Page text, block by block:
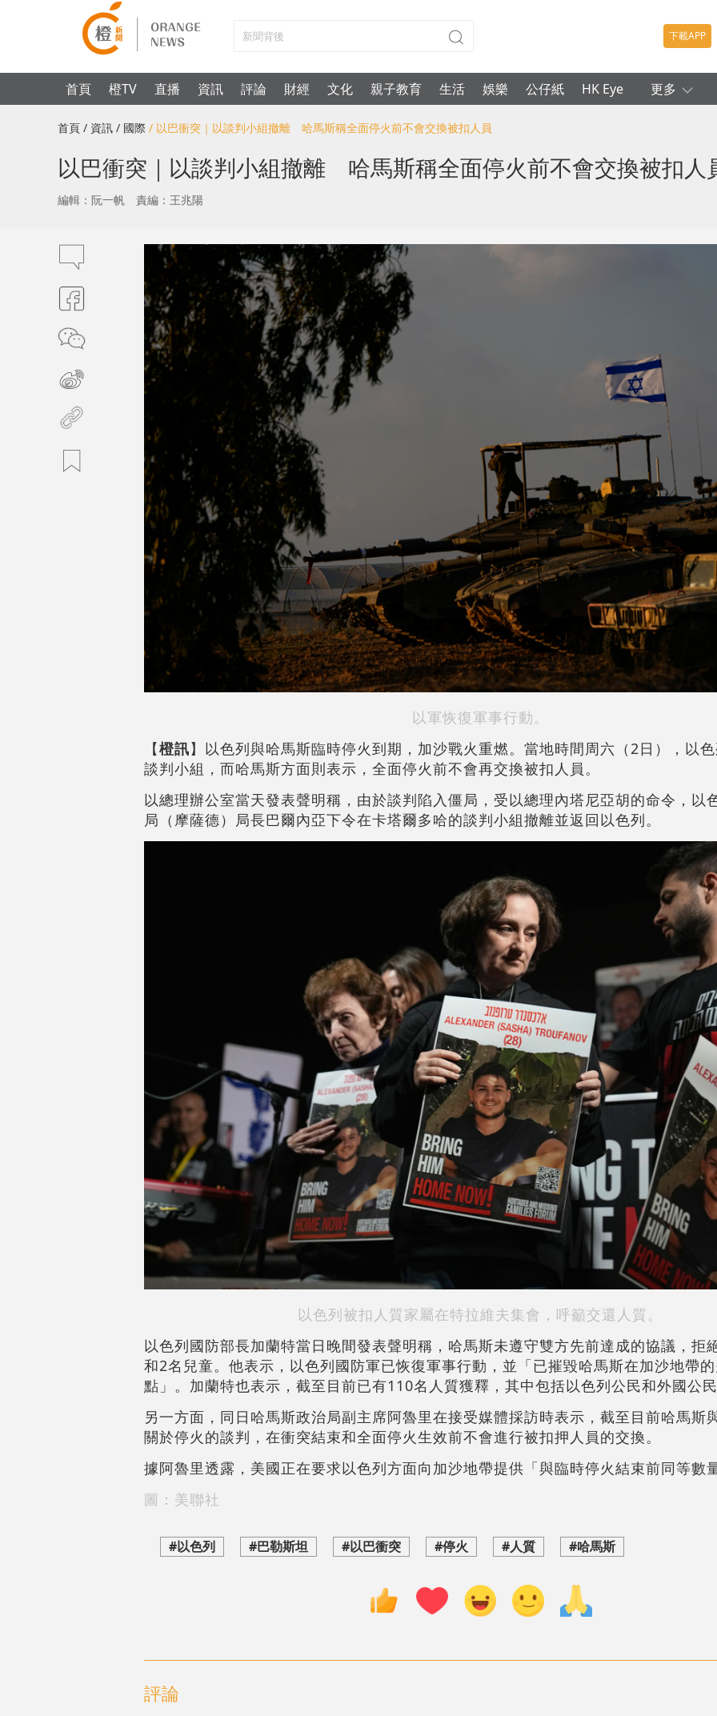
下載APP
首頁 橙TV 直播 資訊 評論 財經 文化 親子教育 生活 娛樂 公仔紙 HK Eye 更多
首頁 / 資訊 / 國際 / 以巴衝突｜以談判小組撤離 哈馬斯稱全面停火前不會交換被扣人員
以巴衝突｜以談判小組撤離 哈馬斯稱全面停火前不會交換被扣人
編輯：阮一帆 責編：王兆陽
以軍恢復軍事行動。
【橙訊】以色列與哈馬斯臨時停火到期，加沙戰火重燃。當地時間周六（2日），以
談判小組，而哈馬斯方面則表示，全面停火前不會再交換被扣人員。
以總理辦公室當天發表聲明稱，由於談判陷入僵局，受以總理內塔尼亞胡的命令，以
局（摩薩德）局長巴爾內亞下令在卡塔爾多哈的談判小組撤離並返回以色列。
以色列被扣人質家屬在特拉維夫集會，呼籲交還人質。
以色列國防部長加蘭特當日晚間發表聲明稱，哈馬斯未遵守雙方先前達成的協議，拒
和2名兒童。他表示，以色列國防軍已恢復軍事行動，並「已摧毀哈馬斯在加沙地帶
點」。加蘭特也表示，截至目前已有110名人質獲釋，其中包括以色列公民和外國公民
另一方面，同日哈馬斯政治局副主席阿魯里在接受媒體採訪時表示，截至目前哈馬斯
關於停火的談判，在衝突結束和全面停火生效前不會進行被扣押人員的交換。
據阿魯里透露，美國正在要求以色列方面向加沙地帶提供「與臨時停火結束前同等數
圖：美聯社
#以色列 #巴勒斯坦 #以巴衝突 #停火 #人質 #哈馬斯
評論